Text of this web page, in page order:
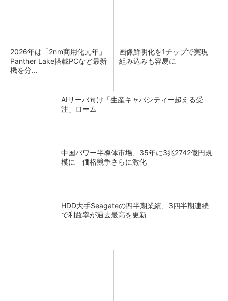
2026年は「2nm商用化元年」
Panther Lake搭載PCなど最新
機を分...
画像鮮明化を1チップで実現
組み込みも容易に
AIサーバ向け「生産キャパシティー超える受
注」ローム
中国パワー半導体市場、35年に3兆2742億円規
模に 価格競争さらに激化
HDD大手Seagateの四半期業績、3四半期連続
で利益率が過去最高を更新